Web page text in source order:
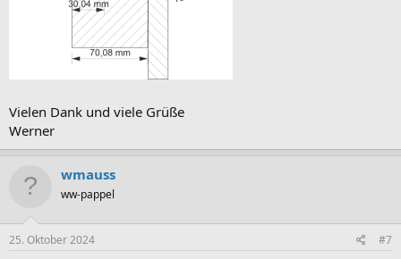
Vielen Dank und viele Grüße
Werner
wmauss
ww-pappel
25. Oktober 2024 #7